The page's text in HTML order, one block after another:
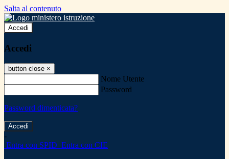
Salta al contenuto
Accedi
Accedi
button close ×
Nome Utente
Password
Password dimenticata?
-
Entra con SPID Entra con CIE